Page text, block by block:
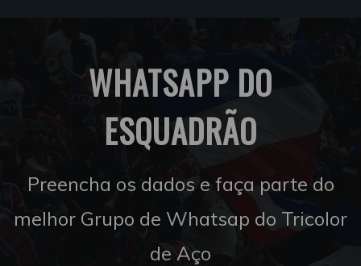
WHATSAPP DO
ESQUADRÃO
Preencha os dados e faça parte do
melhor Grupo de Whatsap do Tricolor
de Aço